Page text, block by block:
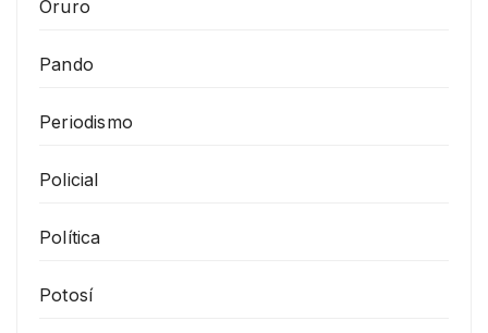
Oruro
Pando
Periodismo
Policial
Política
Potosí